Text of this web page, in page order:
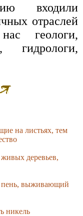
входили
отраслей
геологи,
гидрологи,
на листьях, тем
деревьев,
пень, выживающий
никель